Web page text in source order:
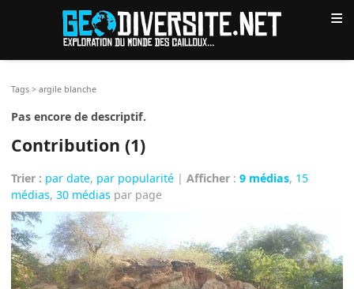
≡
Tags >argile blanche
Pas encore de descriptif.
Contribution (1)
Trier : par date, par popularité |Afficher :9 médias, 15
médias,30 médias par page